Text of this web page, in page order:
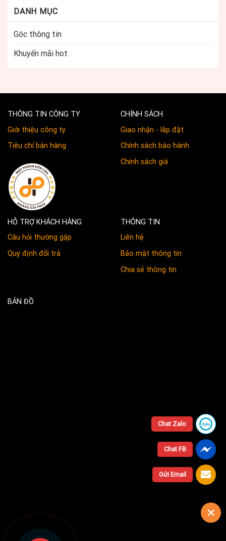
DANH MỤC
Góc thông tin
Khuyến mãi hot
THÔNG TIN CÔNG TY
Giới thiệu công ty
Tiêu chí bán hàng
CHÍNH SÁCH
Giao nhận - lắp đặt
Chính sách bảo hành
Chính sách giá
HỖ TRỢ KHÁCH HÀNG
Câu hỏi thường gặp
Quy định đổi trả
THÔNG TIN
Liên hệ
Bảo mật thông tin
Chia sẻ thông tin
BẢN ĐỒ
Chat Zalo
Chat FB
Gửi Email